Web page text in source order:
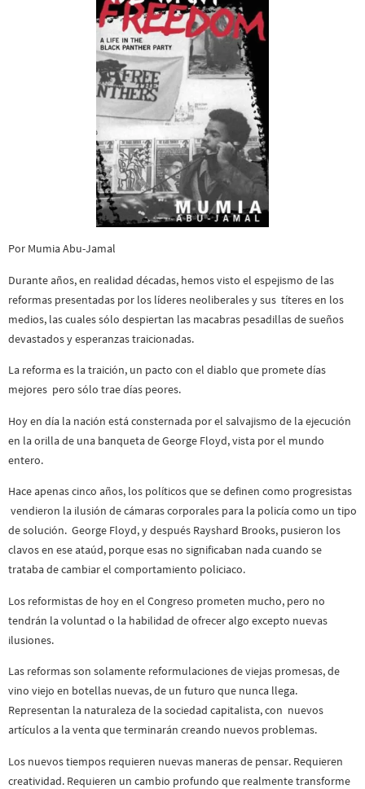
Por Mumia Abu-Jamal
Durante años, en realidad décadas, hemos visto el espejismo de las
reformas presentadas por los líderes neoliberales y sus títeres en los
medios, las cuales sólo despiertan las macabras pesadillas de sueños
devastados y esperanzas traicionadas.
La reforma es la traición, un pacto con el diablo que promete días
mejores pero sólo trae días peores.
Hoy en día la nación está consternada por el salvajismo de la ejecución
en la orilla de una banqueta de George Floyd, vista por el mundo
entero.
Hace apenas cinco años, los políticos que se definen como progresistas
vendieron la ilusión de cámaras corporales para la policía como un tipo
de solución. George Floyd, y después Rayshard Brooks, pusieron los
clavos en ese ataúd, porque esas no significaban nada cuando se
trataba de cambiar el comportamiento policiaco.
Los reformistas de hoy en el Congreso prometen mucho, pero no
tendrán la voluntad o la habilidad de ofrecer algo excepto nuevas
ilusiones.
Las reformas son solamente reformulaciones de viejas promesas, de
vino viejo en botellas nuevas, de un futuro que nunca llega.
Representan la naturaleza de la sociedad capitalista, con nuevos
artículos a la venta que terminarán creando nuevos problemas.
Los nuevos tiempos requieren nuevas maneras de pensar. Requieren
creatividad. Requieren un cambio profundo que realmente transforme